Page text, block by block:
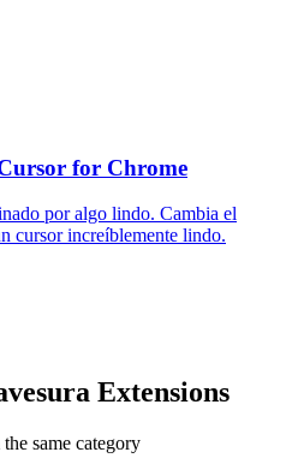
for Chrome
por algo lindo. Cambia el
cursor increíblemente lindo.
Extensions
same category